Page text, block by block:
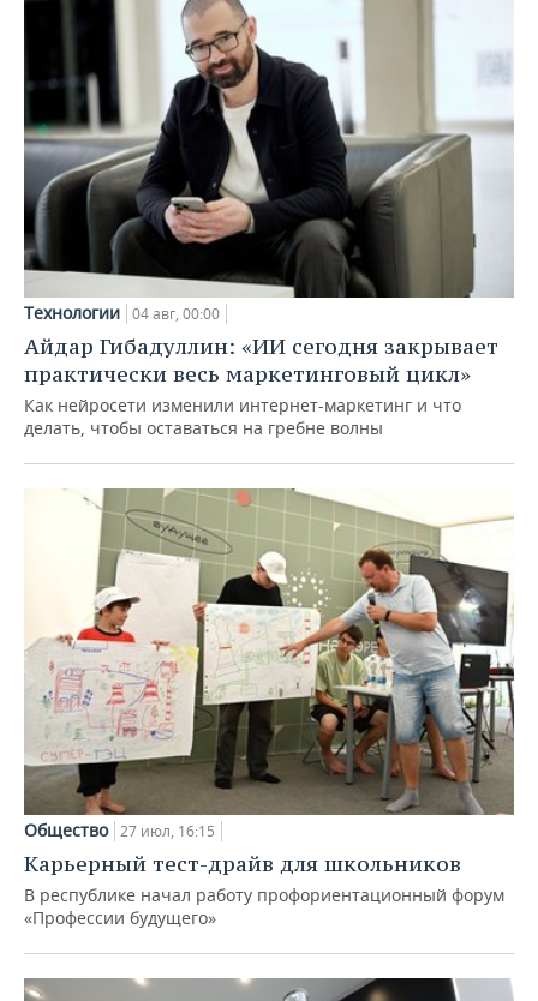
Технологии 04 авг, 00:00
Айдар Гибадуллин: «ИИ сегодня закрывает
практически весь маркетинговый цикл»
Как нейросети изменили интернет-маркетинг и что
делать, чтобы оставаться на гребне волны
Общество 27 июл, 16:15
Карьерный тест-драйв для школьников
В республике начал работу профориентационный форум
«Профессии будущего»